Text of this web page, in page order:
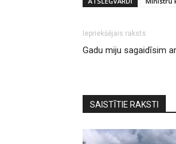
Iepriekšējais raksts
Gadu miju sagaidīsim
SAISTĪTIE RAKSTI